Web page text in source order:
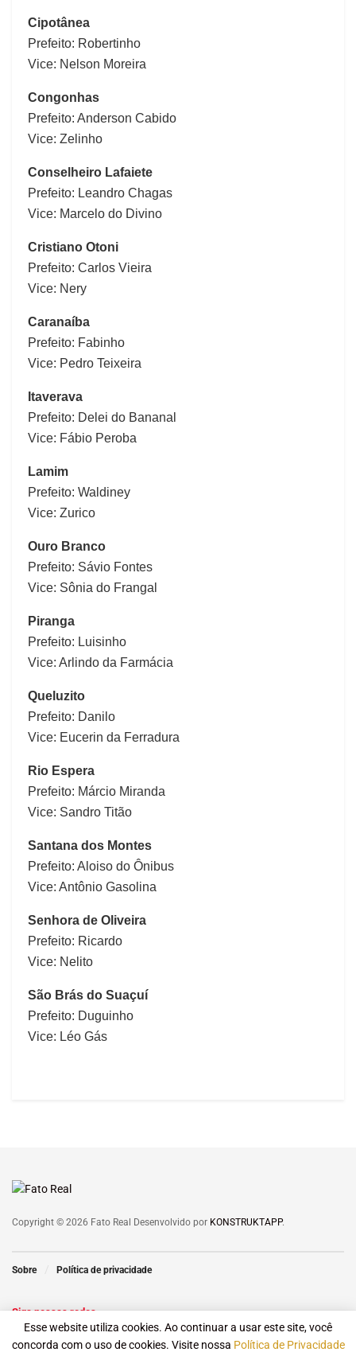
Cipotânea
Prefeito: Robertinho
Vice: Nelson Moreira
Congonhas
Prefeito: Anderson Cabido
Vice: Zelinho
Conselheiro Lafaiete
Prefeito: Leandro Chagas
Vice: Marcelo do Divino
Cristiano Otoni
Prefeito: Carlos Vieira
Vice: Nery
Caranaíba
Prefeito: Fabinho
Vice: Pedro Teixeira
Itaverava
Prefeito: Delei do Bananal
Vice: Fábio Peroba
Lamim
Prefeito: Waldiney
Vice: Zurico
Ouro Branco
Prefeito: Sávio Fontes
Vice: Sônia do Frangal
Piranga
Prefeito: Luisinho
Vice: Arlindo da Farmácia
Queluzito
Prefeito: Danilo
Vice: Eucerin da Ferradura
Rio Espera
Prefeito: Márcio Miranda
Vice: Sandro Titão
Santana dos Montes
Prefeito: Aloiso do Ônibus
Vice: Antônio Gasolina
Senhora de Oliveira
Prefeito: Ricardo
Vice: Nelito
São Brás do Suaçuí
Prefeito: Duguinho
Vice: Léo Gás
Copyright © 2026 Fato Real Desenvolvido por KONSTRUKTAPP.
Sobre Política de privacidade
Siga nossas redes
Esse website utiliza cookies. Ao continuar a usar este site, você
concorda com o uso de cookies. Visite nossa Política de Privacidade